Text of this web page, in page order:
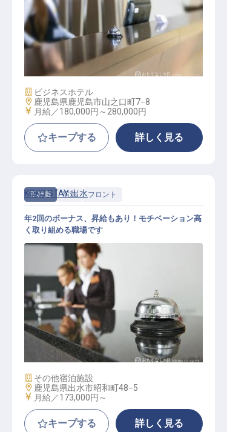
ホテルフロントスタッフ
施設業態
ビジネスホテル
勤務地
鹿児島県鹿児島市山之口町7−8
給与
月給／180,000円～ 280,000円
キープする 詳しく見る
正社員 宿泊 フロント
フロント
KOKO STAY 出水
年2回のボーナス、昇給もあり！モチベーション高
く取り組める職場です
施設業態
その他宿泊施設
勤務地
鹿児島県出水市昭和町48−5
給与
月給／173,000円～
キープする 詳しく見る